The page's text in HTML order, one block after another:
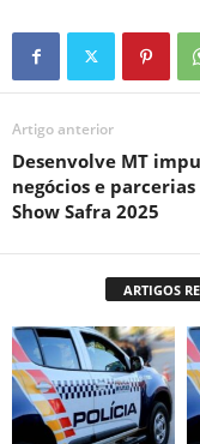
Artigo anterior
Desenvolve MT
negócios e parcerias
Show Safra 2025
ARTIGOS